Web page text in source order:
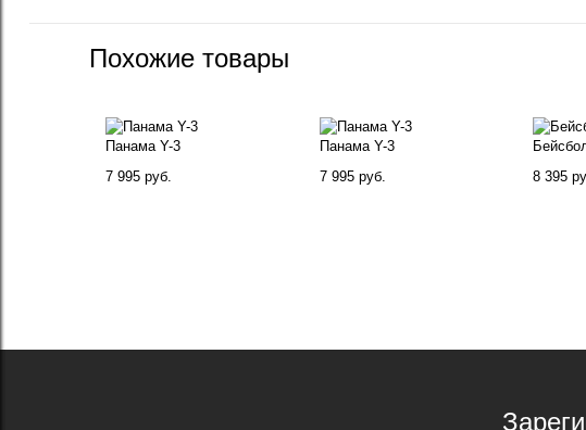
Похожие товары
Панама Y-3
7 995 руб.
Панама Y-3
7 995 руб.
8 395